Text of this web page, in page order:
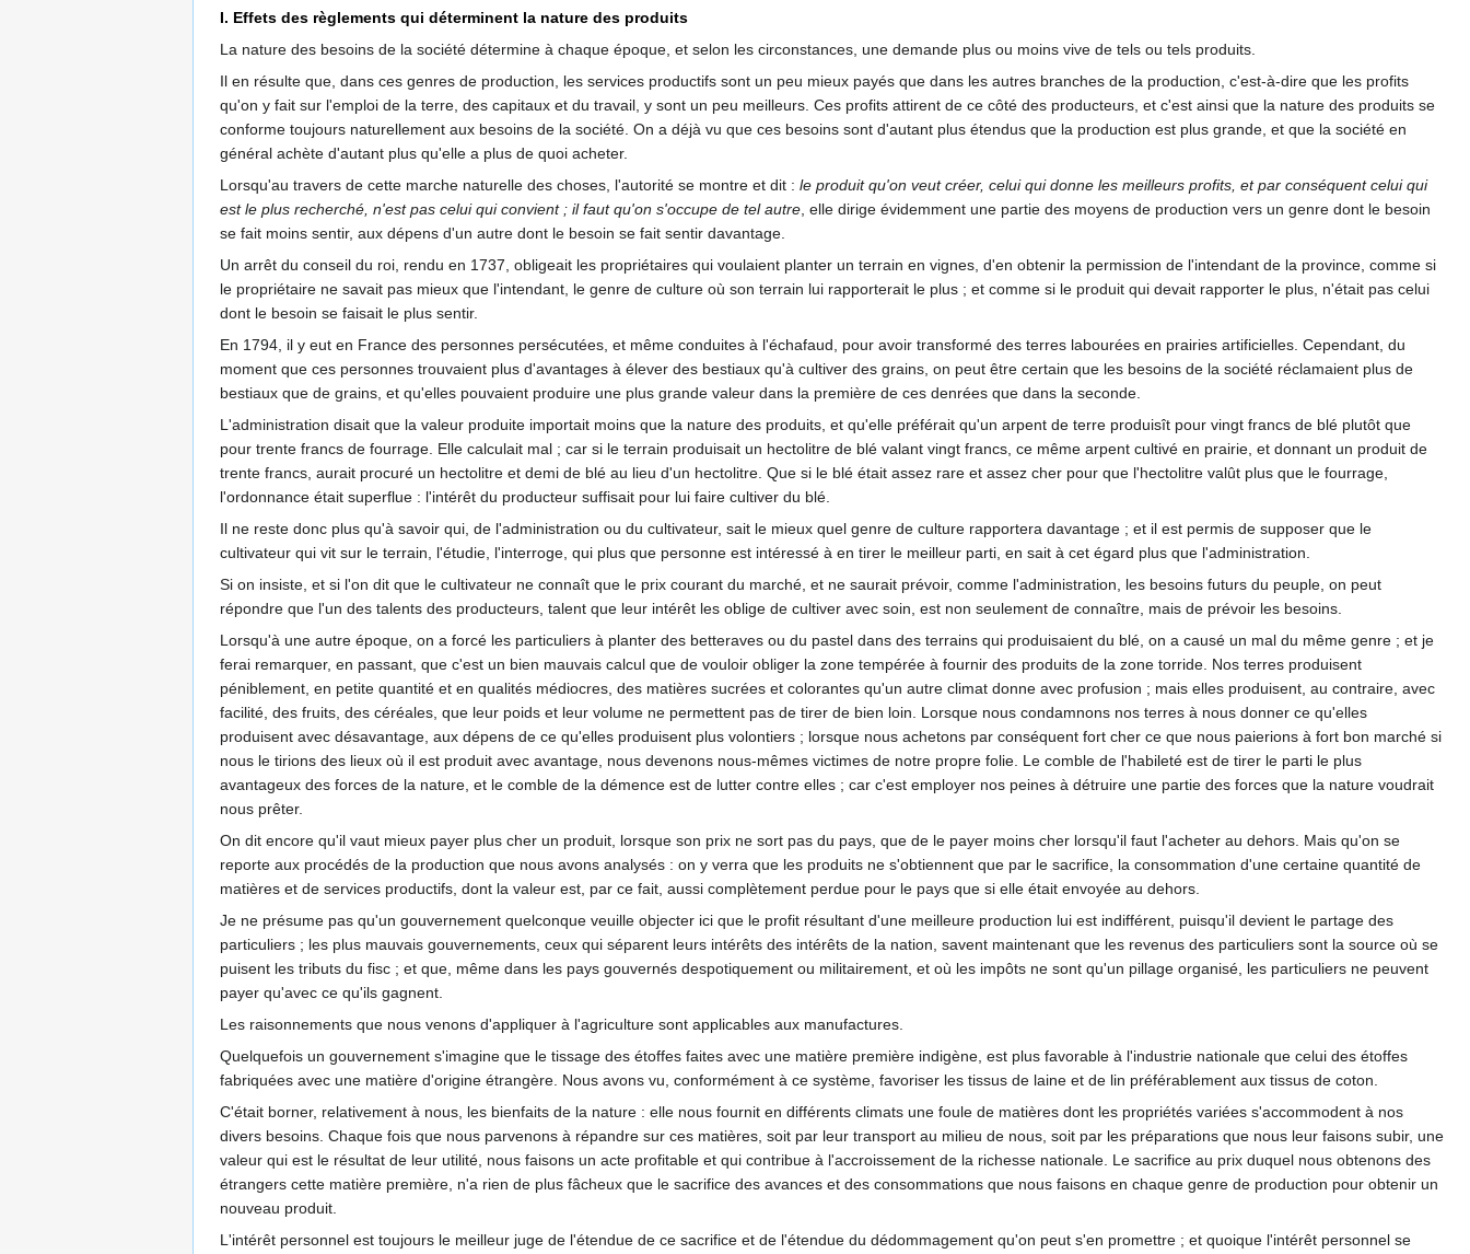
I. Effets des règlements qui déterminent la nature des produits
La nature des besoins de la société détermine à chaque époque, et selon les circonstances, une demande plus ou moins vive de tels ou tels produits.
Il en résulte que, dans ces genres de production, les services productifs sont un peu mieux payés que dans les autres branches de la production, c'est-à-dire que les profits
qu'on y fait sur l'emploi de la terre, des capitaux et du travail, y sont un peu meilleurs. Ces profits attirent de ce côté des producteurs, et c'est ainsi que la nature des produits se
conforme toujours naturellement aux besoins de la société. On a déjà vu que ces besoins sont d'autant plus étendus que la production est plus grande, et que la société en
général achète d'autant plus qu'elle a plus de quoi acheter.
Lorsqu'au travers de cette marche naturelle des choses, l'autorité se montre et dit : le produit qu'on veut créer, celui qui donne les meilleurs profits, et par conséquent celui qui
est le plus recherché, n'est pas celui qui convient ; il faut qu'on s'occupe de tel autre , elle dirige évidemment une partie des moyens de production vers un genre dont le besoin
se fait moins sentir, aux dépens d'un autre dont le besoin se fait sentir davantage.
Un arrêt du conseil du roi, rendu en 1737, obligeait les propriétaires qui voulaient planter un terrain en vignes, d'en obtenir la permission de l'intendant de la province, comme si
le propriétaire ne savait pas mieux que l'intendant, le genre de culture où son terrain lui rapporterait le plus ; et comme si le produit qui devait rapporter le plus, n'était pas celui
dont le besoin se faisait le plus sentir.
En 1794, il y eut en France des personnes persécutées, et même conduites à l'échafaud, pour avoir transformé des terres labourées en prairies artificielles. Cependant, du
moment que ces personnes trouvaient plus d'avantages à élever des bestiaux qu'à cultiver des grains, on peut être certain que les besoins de la société réclamaient plus de
bestiaux que de grains, et qu'elles pouvaient produire une plus grande valeur dans la première de ces denrées que dans la seconde.
L'administration disait que la valeur produite importait moins que la nature des produits, et qu'elle préférait qu'un arpent de terre produisît pour vingt francs de blé plutôt que
pour trente francs de fourrage. Elle calculait mal ; car si le terrain produisait un hectolitre de blé valant vingt francs, ce même arpent cultivé en prairie, et donnant un produit de
trente francs, aurait procuré un hectolitre et demi de blé au lieu d'un hectolitre. Que si le blé était assez rare et assez cher pour que l'hectolitre valût plus que le fourrage,
l'ordonnance était superflue : l'intérêt du producteur suffisait pour lui faire cultiver du blé.
Il ne reste donc plus qu'à savoir qui, de l'administration ou du cultivateur, sait le mieux quel genre de culture rapportera davantage ; et il est permis de supposer que le
cultivateur qui vit sur le terrain, l'étudie, l'interroge, qui plus que personne est intéressé à en tirer le meilleur parti, en sait à cet égard plus que l'administration.
Si on insiste, et si l'on dit que le cultivateur ne connaît que le prix courant du marché, et ne saurait prévoir, comme l'administration, les besoins futurs du peuple, on peut
répondre que l'un des talents des producteurs, talent que leur intérêt les oblige de cultiver avec soin, est non seulement de connaître, mais de prévoir les besoins.
Lorsqu'à une autre époque, on a forcé les particuliers à planter des betteraves ou du pastel dans des terrains qui produisaient du blé, on a causé un mal du même genre ; et je
ferai remarquer, en passant, que c'est un bien mauvais calcul que de vouloir obliger la zone tempérée à fournir des produits de la zone torride. Nos terres produisent
péniblement, en petite quantité et en qualités médiocres, des matières sucrées et colorantes qu'un autre climat donne avec profusion ; mais elles produisent, au contraire, avec
facilité, des fruits, des céréales, que leur poids et leur volume ne permettent pas de tirer de bien loin. Lorsque nous condamnons nos terres à nous donner ce qu'elles
produisent avec désavantage, aux dépens de ce qu'elles produisent plus volontiers ; lorsque nous achetons par conséquent fort cher ce que nous paierions à fort bon marché si
nous le tirions des lieux où il est produit avec avantage, nous devenons nous-mêmes victimes de notre propre folie. Le comble de l'habileté est de tirer le parti le plus
avantageux des forces de la nature, et le comble de la démence est de lutter contre elles ; car c'est employer nos peines à détruire une partie des forces que la nature voudrait
nous prêter.
On dit encore qu'il vaut mieux payer plus cher un produit, lorsque son prix ne sort pas du pays, que de le payer moins cher lorsqu'il faut l'acheter au dehors. Mais qu'on se
reporte aux procédés de la production que nous avons analysés : on y verra que les produits ne s'obtiennent que par le sacrifice, la consommation d'une certaine quantité de
matières et de services productifs, dont la valeur est, par ce fait, aussi complètement perdue pour le pays que si elle était envoyée au dehors.
Je ne présume pas qu'un gouvernement quelconque veuille objecter ici que le profit résultant d'une meilleure production lui est indifférent, puisqu'il devient le partage des
particuliers ; les plus mauvais gouvernements, ceux qui séparent leurs intérêts des intérêts de la nation, savent maintenant que les revenus des particuliers sont la source où se
puisent les tributs du fisc ; et que, même dans les pays gouvernés despotiquement ou militairement, et où les impôts ne sont qu'un pillage organisé, les particuliers ne peuvent
payer qu'avec ce qu'ils gagnent.
Les raisonnements que nous venons d'appliquer à l'agriculture sont applicables aux manufactures.
Quelquefois un gouvernement s'imagine que le tissage des étoffes faites avec une matière première indigène, est plus favorable à l'industrie nationale que celui des étoffes
fabriquées avec une matière d'origine étrangère. Nous avons vu, conformément à ce système, favoriser les tissus de laine et de lin préférablement aux tissus de coton.
C'était borner, relativement à nous, les bienfaits de la nature : elle nous fournit en différents climats une foule de matières dont les propriétés variées s'accommodent à nos
divers besoins. Chaque fois que nous parvenons à répandre sur ces matières, soit par leur transport au milieu de nous, soit par les préparations que nous leur faisons subir, une
valeur qui est le résultat de leur utilité, nous faisons un acte profitable et qui contribue à l'accroissement de la richesse nationale. Le sacrifice au prix duquel nous obtenons des
étrangers cette matière première, n'a rien de plus fâcheux que le sacrifice des avances et des consommations que nous faisons en chaque genre de production pour obtenir un
nouveau produit.
L'intérêt personnel est toujours le meilleur juge de l'étendue de ce sacrifice et de l'étendue du dédommagement qu'on peut s'en promettre ; et quoique l'intérêt personnel se